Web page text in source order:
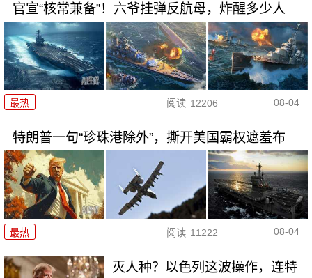
官宣“核常兼备”！六爷挂弹反航母，炸醒多少人
最热 阅读 12206 08-04
特朗普一句“珍珠港除外”，撕开美国霸权遮羞布
最热 阅读 11222 08-04
灭人种？以色列这波操作，连特